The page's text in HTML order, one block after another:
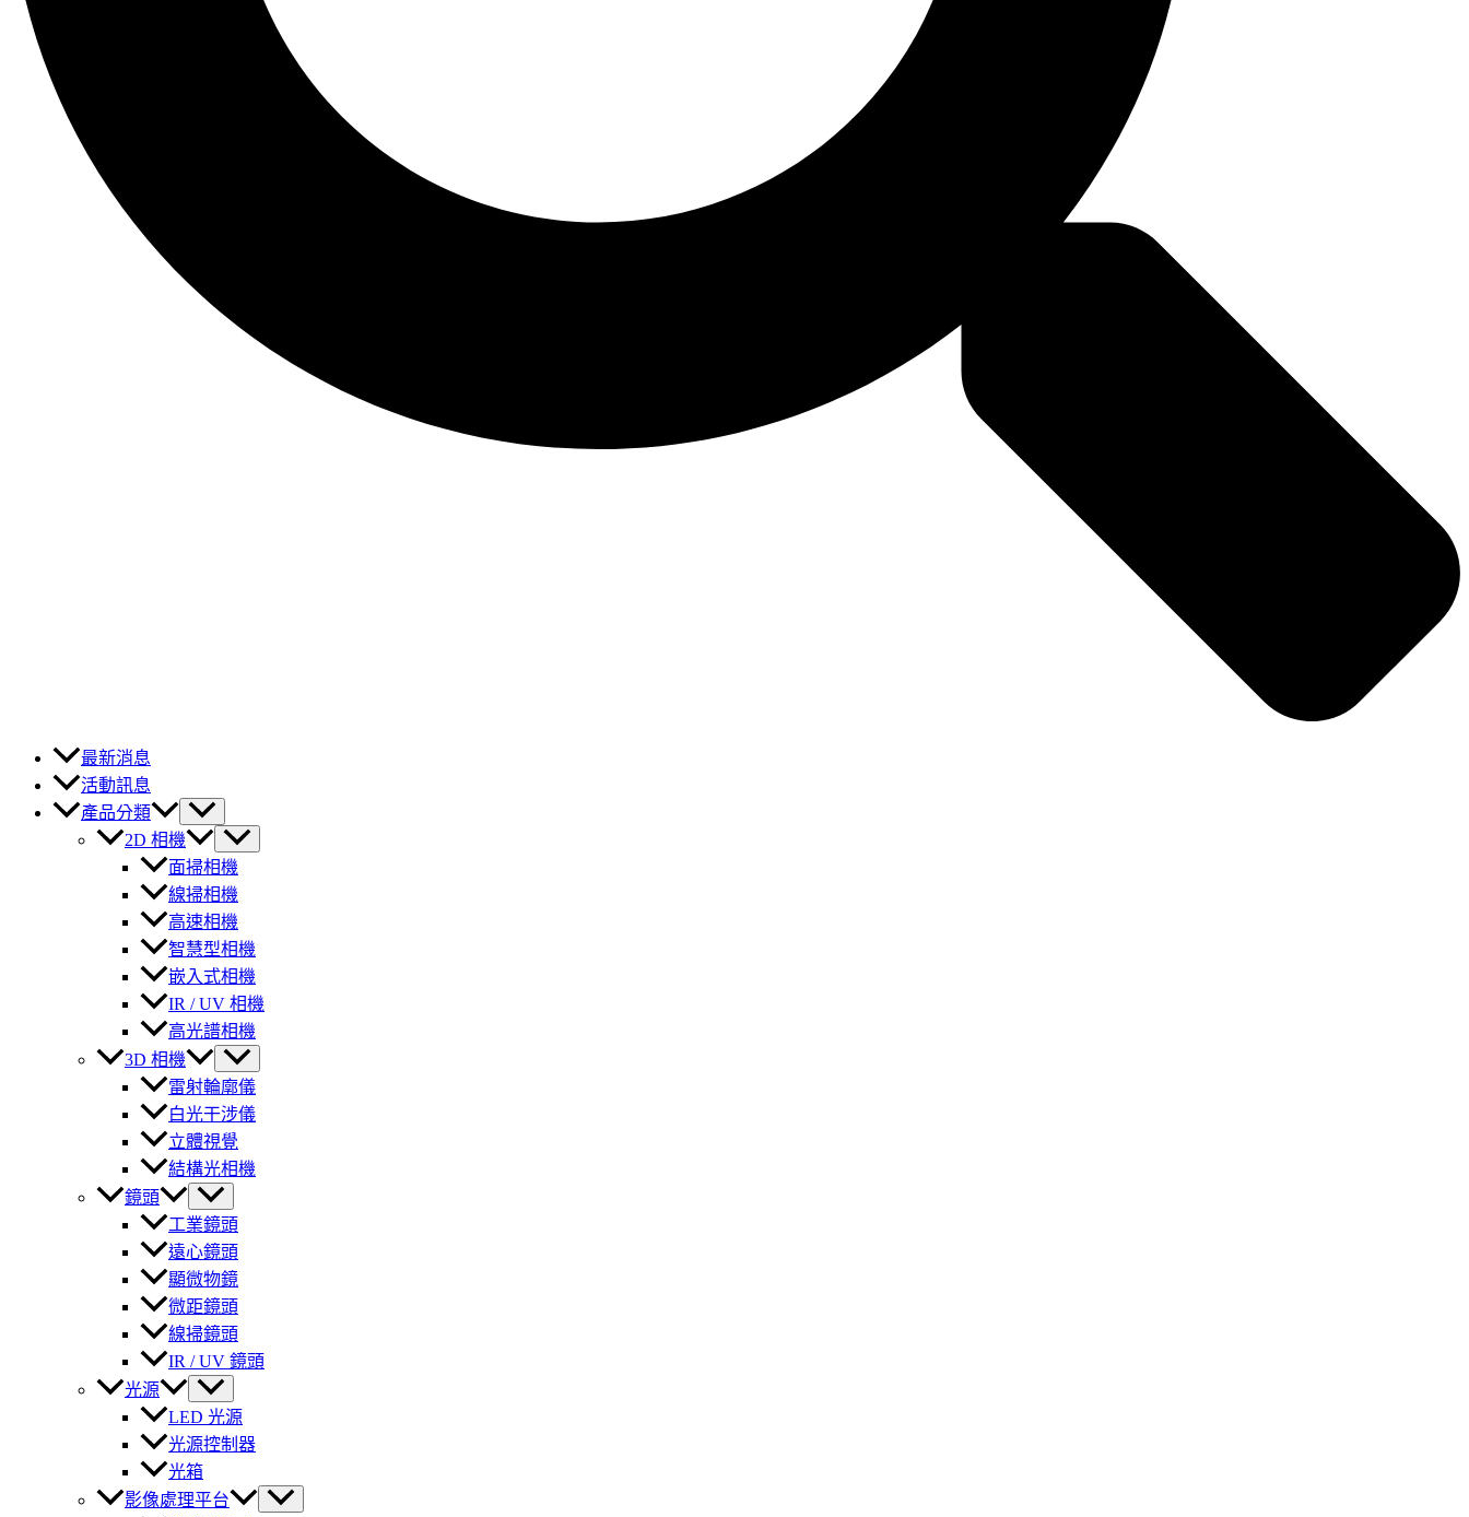
最新消息
活動訊息
產品分類
2D 相機
面掃相機
線掃相機
高速相機
智慧型相機
嵌入式相機
IR / UV 相機
高光譜相機
3D 相機
雷射輪廓儀
白光干涉儀
立體視覺
結構光相機
鏡頭
工業鏡頭
遠心鏡頭
顯微物鏡
微距鏡頭
線掃鏡頭
IR / UV 鏡頭
光源
LED 光源
光源控制器
光箱
影像處理平台